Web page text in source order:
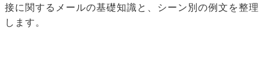
接に関するメールの基礎知識と、シーン別の例文を整理
します。